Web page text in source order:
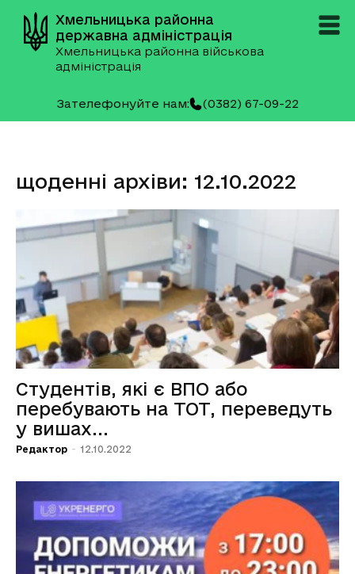
Хмельницька районна
державна адміністрація
Хмельницька районна військова
адміністрація
Зателефонуйте нам: (0382) 67-09-22
щоденні архіви: 12.10.2022
Студентів, які є ВПО або
перебувають на ТОТ, переведуть
у вишах...
Редактор - 12.10.2022